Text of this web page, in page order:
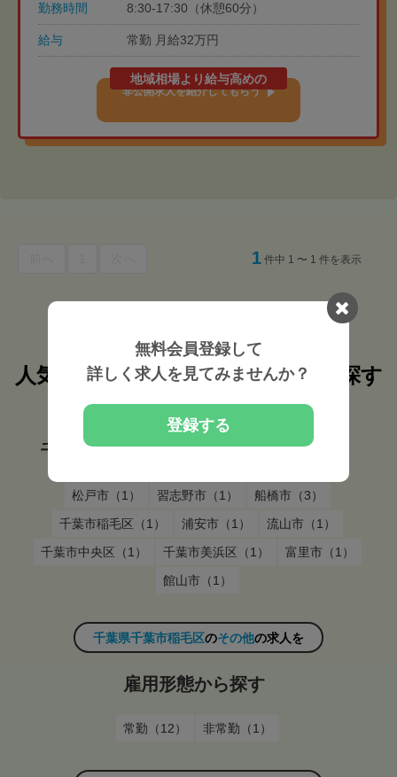
勤務時間 8:30-17:30（休憩60分）
給与 常勤 月給32万円
地域相場より給与高めの
非公開求人を紹介してもらう
1 件中 1 〜 1 件を表示
人気検索条件からその他の求人を探す
千葉県千葉市稲毛区のその他の求人を
千葉県千葉市稲毛区 市区町村から探す
松戸市（1） 習志野市（1）
船橋市（3）
千葉市稲毛区（1）
浦安市（1）
流山市（1）
千葉市中央区（1）
千葉市美浜区（1）
富里市（1）
館山市（1）
千葉県千葉市稲毛区のその他の求人を
雇用形態から探す
常勤（12） 非常勤（1）
無料会員登録して
詳しく求人を見てみませんか？
登録する